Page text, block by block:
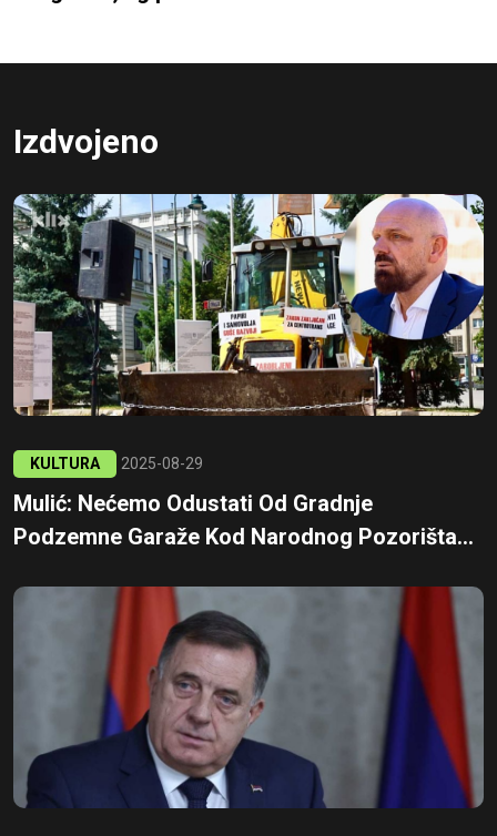
Izdvojeno
KULTURA 2025-08-29
Mulić: Nećemo Odustati Od Gradnje
Podzemne Garaže Kod Narodnog Pozorišta...